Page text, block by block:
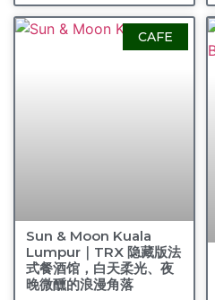
CAFE
Sun & Moon Kuala
Lumpur｜TRX 隐藏版法
式餐酒馆，白天柔光、夜
晚微醺的浪漫角落